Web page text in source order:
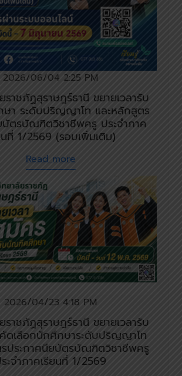
2026/06/04 2:25 PM
ราชภัฏสุราษฎร์ธานี ขยายเวลารับ
า ระดับปริญญาโท และหลักสูตร
บัตรบัณฑิตวิชาชีพครู ประจําภาค
นที่ 1/2569 (รอบเพิ่มเติม)
Read more
2026/04/23 4:18 PM
ราชภัฏสุราษฎร์ธานี ขยายเวลารับ
ดเลือกนักศึกษาระดับปริญญาโท
ประกาศนียบัตรบัณฑิตวิชาชีพครู
ะจําภาคเรียนที่ 1/2569